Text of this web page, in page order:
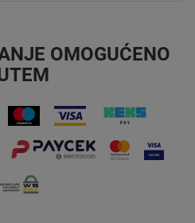
OMOGUĆENO